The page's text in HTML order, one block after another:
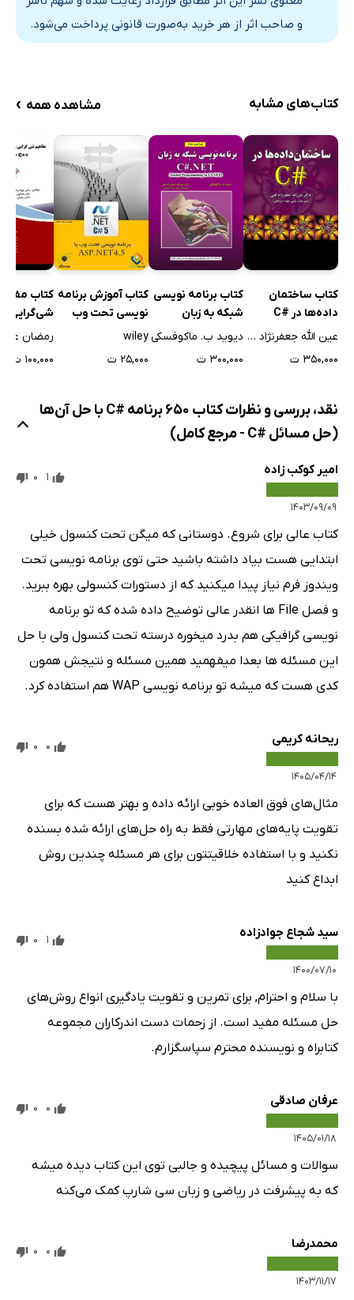
و صاحب اثر از هر خرید به‌صورت قانونی پرداخت می‌شود.
کتاب‌های مشابه مشاهده همه ›
کتاب ساختمان
داده‌ها در #C
عین الله جعفرنژاد قمی
۳۵۰,۰۰۰ ت
کتاب برنامه نویسی
شبکه به زبان
C#.NET - ویراست
دیوید ب. ماکوفسکی
۳۰۰,۰۰۰ ت
کتاب آموزش برنامه
نویسی تحت وب
ASP.NET4.5
wiley
۲۵,۰۰۰ ت
کتاب
شی‌گرایی و
C++ و پایتون
۱۰۰,۰۰۰ ت
نقد، بررسی و نظرات کتاب 650 برنامه #C با حل آن‌ها
(حل مسائل #C - مرجع کامل)
امیر کوکب زاده
۱۴۰۳/۰۹/۰۹
1
0
کتاب عالی برای شروع. دوستانی که میگن تحت کنسول خیلی
ابتدایی هست بیاد داشته باشید حتی توی برنامه نویسی تحت
ویندوز فرم نیاز پیدا میکنید که از دستورات کنسولی بهره ببرید.
و فصل File ها انقدر عالی توضیح داده شده که تو برنامه
نویسی گرافیکی هم بدرد میخوره درسته تحت کنسول ولی با حل
این مسئله ها بعدا میفهمید همین مسئله و نتیجش همون
کدی هست که میشه تو برنامه نویسی WAP هم استفاده کرد.
ریحانه کریمی
۱۴۰۵/۰۴/۱۴
0
0
مثال‌های فوق العاده خوبی ارائه داده و بهتر هست که برای
تقویت پایه‌های مهارتی فقط به راه حل‌های ارائه شده بسنده
نکنید و با استفاده خلاقیتتون برای هر مسئله چندین روش
ابداع کنید
سید شجاع جوادزاده
۱۴۰۰/۰۷/۱۰
1
0
با سلام و احترام, برای تمرین و تقویت یادگیری انواع روش‌های
حل مسئله مفید است. از زحمات دست اندرکاران مجموعه
کتابراه و نویسنده محترم سپاسگزارم.
عرفان صادقی
۱۴۰۵/۰۱/۱۸
0
0
سوالات و مسائل پیچیده و جالبی توی این کتاب دیده میشه
که به پیشرفت در ریاضی و زبان سی شارپ کمک می‌کنه
محمدرضا
۱۴۰۳/۱۱/۱۷
0
0